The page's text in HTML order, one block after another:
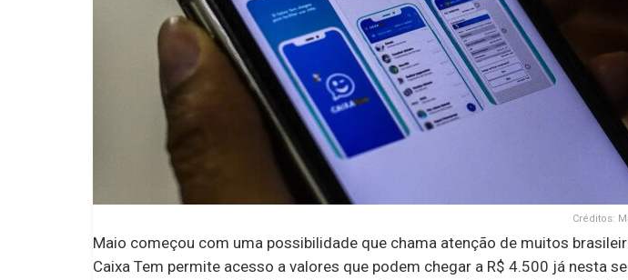
Créditos:
Maio começou com uma possibilidade que chama atenção de muitos
Caixa Tem permite acesso a valores que podem chegar a R$ 4.500 já nesta